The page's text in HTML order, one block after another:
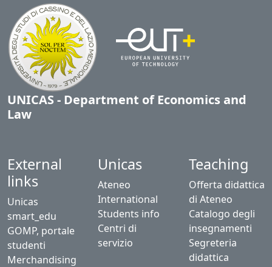
UNICAS - Department of Economics and
Law
External
links
Unicas
smart_edu
GOMP, portale
studenti
Merchandising
Unicas
Ateneo
International
Students info
Centri di
servizio
Teaching
Offerta didattica
di Ateneo
Catalogo degli
insegnamenti
Segreteria
didattica